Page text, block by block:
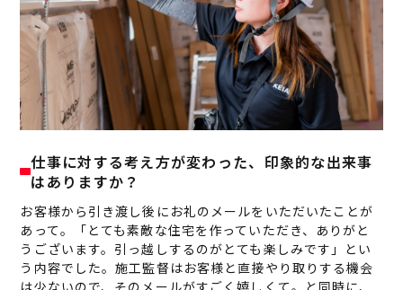
仕事に対する考え方が変わった、印象的な出来事
はありますか？
お客様から引き渡し後にお礼のメールをいただいたことが
あって。「とても素敵な住宅を作っていただき、ありがと
うございます。引っ越しするのがとても楽しみです」とい
う内容でした。施工監督はお客様と直接やり取りする機会
は少ないので、そのメールがすごく嬉しくて。と同時に、